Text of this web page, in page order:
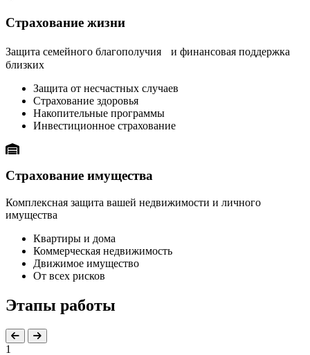
Страхование жизни
Защита семейного благополучия и финансовая поддержка
близких
Защита от несчастных случаев
Страхование здоровья
Накопительные программы
Инвестиционное страхование
Страхование имущества
Комплексная защита вашей недвижимости и личного
имущества
Квартиры и дома
Коммерческая недвижимость
Движимое имущество
От всех рисков
Этапы работы
1